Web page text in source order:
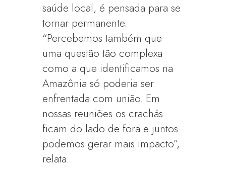
saúde local, é pensada para se
tornar permanente.
“Percebemos também que
uma questão tão complexa
como a que identificamos na
Amazônia só poderia ser
enfrentada com união. Em
nossas reuniões os crachás
ficam do lado de fora e juntos
podemos gerar mais impacto”,
relata.